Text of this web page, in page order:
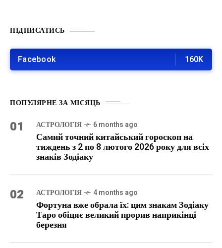
ПІДПИСАТИСЬ
Facebook 160K
ПОПУЛЯРНЕ ЗА МІСЯЦЬ
01 АСТРОЛОГІЯ 6 months ago
Самий точний китайський гороскоп на
тиждень з 2 по 8 лютого 2026 року для всіх
знаків Зодіаку
02 АСТРОЛОГІЯ 4 months ago
Фортуна вже обрала їх: цим знакам Зодіаку
Таро обіцяє великий прорив наприкінці
березня